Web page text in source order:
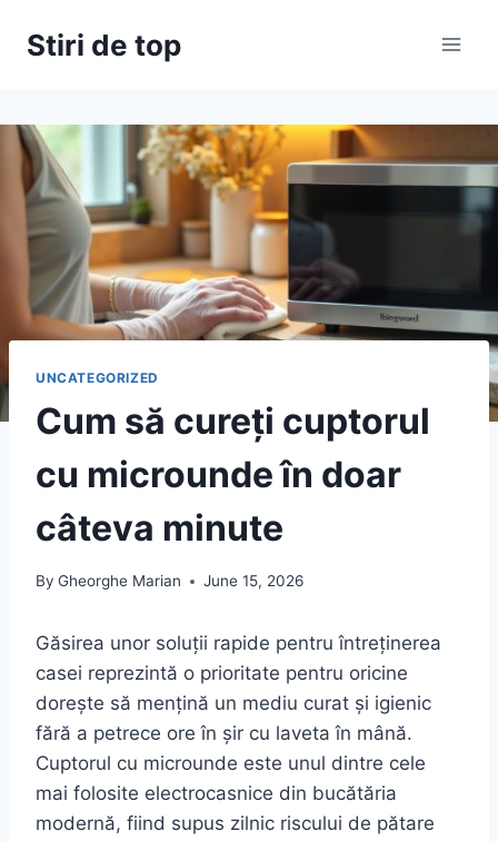
Stiri de top
UNCATEGORIZED
Cum să cureți cuptorul
cu microunde în doar
câteva minute
By Gheorghe Marian June 15, 2026
Găsirea unor soluții rapide pentru întreținerea
casei reprezintă o prioritate pentru oricine
dorește să mențină un mediu curat și igienic
fără a petrece ore în șir cu laveta în mână.
Cuptorul cu microunde este unul dintre cele
mai folosite electrocasnice din bucătăria
modernă, fiind supus zilnic riscului de pătare